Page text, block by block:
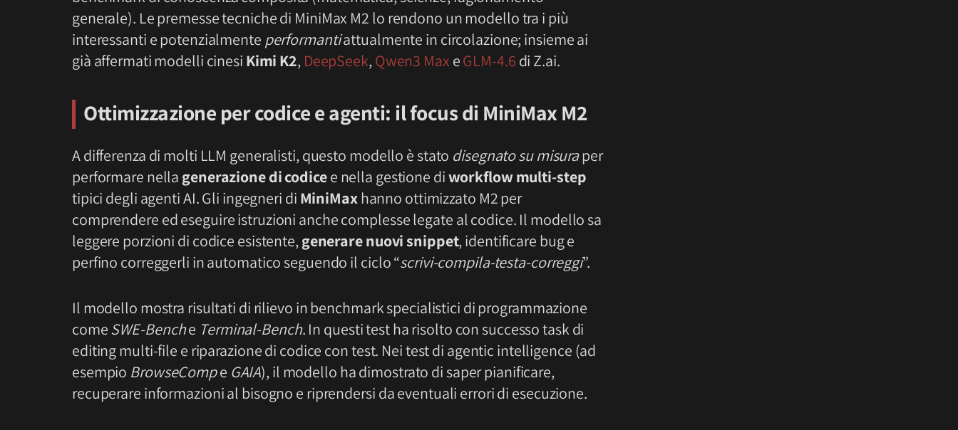
generale). Le premesse tecniche di MiniMax M2 lo rendono un modello tra i più
interessanti e potenzialmente performantiattualmente in circolazione; insieme ai
già affermati modelli cinesi Kimi K2, DeepSeek,Qwen3 Max eGLM-4.6 di Z.ai.
Ottimizzazione per codice e agenti: il focus di MiniMax M2
A differenza di molti LLM generalisti, questo modello è stato disegnato su misuraper
performare nella generazione di codicee nella gestione diworkflow multi-step
tipici degli agenti AI. Gli ingegneri di MiniMaxhanno ottimizzato M2 per
comprendere ed eseguire istruzioni anche complesse legate al codice. Il modello sa
leggere porzioni di codice esistente,generare nuovi snippet, identificare bug e
perfino correggerli in automatico seguendo il ciclo “scrivi-compila-testa-correggi”.
Il modello mostra risultati di rilievo in benchmark specialistici di programmazione
comeSWE-Benche Terminal-Bench. In questi test ha risolto con successo task di
editing multi-file e riparazione di codice con test. Nei test di agentic intelligence (ad
esempio BrowseCompe GAIA), il modello ha dimostrato di saper pianificare,
recuperare informazioni al bisogno e riprendersi da eventuali errori di esecuzione.